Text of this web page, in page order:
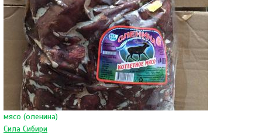
мясо (оленина)
Сила Сибири